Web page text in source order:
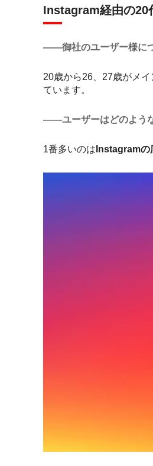
Instagram経由の20
――御社のユーザー様につ
20歳から26、27歳がメイ
ています。
――ユーザーはどのよう
1番多いのは Instagramの